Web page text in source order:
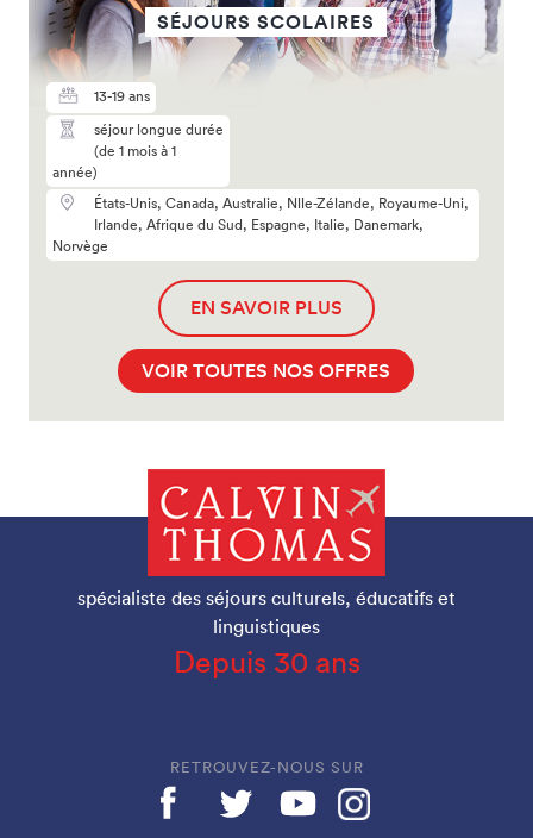
SÉJOURS SCOLAIRES
13-19 ans
séjour longue durée
(de 1 mois à 1
année)
États-Unis, Canada, Australie, Nlle-Zélande, Royaume-Uni,
Irlande, Afrique du Sud, Espagne, Italie, Danemark,
Norvège
EN SAVOIR PLUS
VOIR TOUTES NOS OFFRES
spécialiste des séjours culturels, éducatifs et
linguistiques
Depuis 30 ans
RETROUVEZ-NOUS SUR